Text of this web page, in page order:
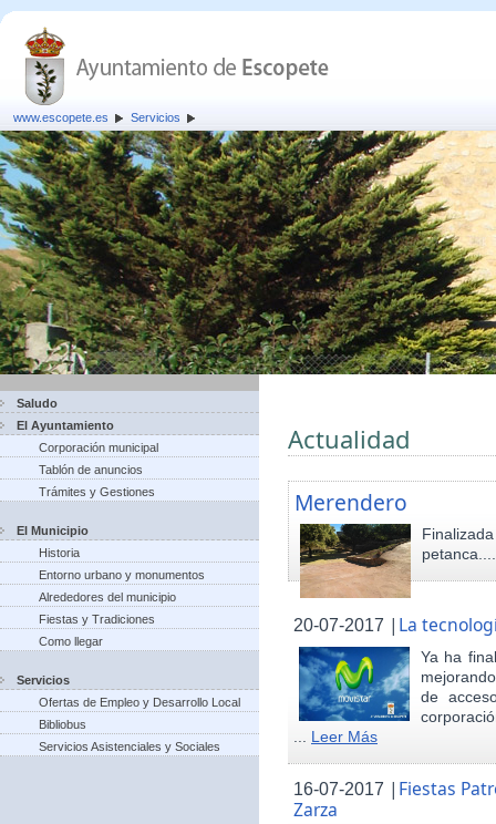
www.escopete.es Servicios
Saludo
El Ayuntamiento
Corporación municipal
Tablón de anuncios
Trámites y Gestiones
El Municipio
Historia
Entorno urbano y monumentos
Alrededores del municipio
Fiestas y Tradiciones
Como llegar
Servicios
Ofertas de Empleo y Desarrollo Local
Bibliobus
Servicios Asistenciales y Sociales
Actualidad
Merendero
20-07-2017 | La
Ya ha
de
Leer Más
16-07-2017 | Fiestas
Zarza